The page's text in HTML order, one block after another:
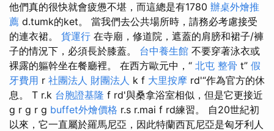
他們真的很快就會疲憊不堪，而這總是有1780 辦桌外燴推
薦 d.tumk的ket。 當我們去公共場所時，請務必考慮接受
的連衣裙。 貨運行 在寺廟，修道院，遮蓋的肩膀和裙子/褲
子的情況下，必須長於膝蓋。 台中養生館 不要穿著泳衣或
裸露的軀幹坐在餐廳裡。 在西方歐元中，“ 北屯 整骨 t” 假
牙費用 r 社團法人 財團法人 k f 大里按摩 rd'“作為官方的休
息。 T r.k 台胞證基隆 f rd'與桑拿浴室相似，但是它更接近
g r g r g buffet外燴價格 r.s r.mai f rd練習。 自20世紀初
以來，它一直屬於羅馬尼亞，因此特蘭西瓦尼亞是匈牙利人